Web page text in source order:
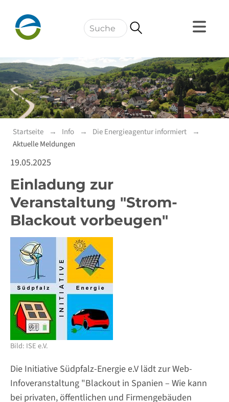
Navigation
Startseite Info
Die Energieagentur informiert
Aktuelle Meldungen
19.05.2025
Einladung zur
Veranstaltung "Strom-
Blackout vorbeugen"
Bild: ISE e.V.
Die Initiative Südpfalz-Energie e.V lädt zur Web-
Infoveranstaltung "Blackout in Spanien – Wie kann
bei privaten, öffentlichen und Firmengebäuden